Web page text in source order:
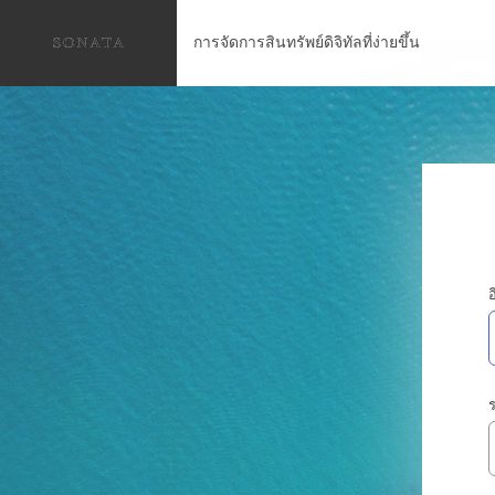
การจัดการสินทรัพย์ดิจิทัลที่ง่ายขึ้น